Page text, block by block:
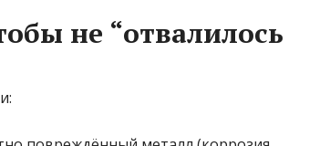
не “отвалилось